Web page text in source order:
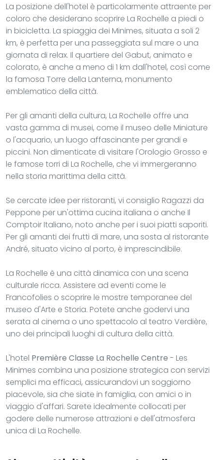
La posizione dell'hotel è particolarmente attraente per
coloro che desiderano scoprire La Rochelle a piedi o
in bicicletta. La spiaggia dei Minimes, situata a soli 2
km, è perfetta per una passeggiata sul mare o una
giornata di relax. Il quartiere del Gabut, animato e
colorato, è anche a meno di 1 km dall'hotel, così come
la famosa Torre della Lanterna, monumento
emblematico della città.
Per gli amanti della cultura, La Rochelle offre una
vasta gamma di musei, come il museo delle Miniature
o l'acquario, un luogo affascinante per grandi e
piccini. Non dimenticate di visitare l'Orologio Grosso e
le famose torri di La Rochelle, che vi immergeranno
nella storia marittima della città.
Se cercate idee per ristoranti, vi consiglio Ragazzi da
Peppone per un'ottima cucina italiana o anche Il
Comptoir Italiano, noto anche per i suoi piatti saporiti.
Per gli amanti dei frutti di mare, una sosta al ristorante
André, situato vicino al porto, è imprescindibile.
La Rochelle è una città dinamica con una scena
culturale ricca. Assistere ad eventi come le
Francofolies o scoprire le mostre temporanee del
museo d'Arte e Storia. Potete anche godervi una
serata al cinema o uno spettacolo al teatro Verdière,
uno dei principali luoghi di cultura della città.
L'hotel Première Classe La Rochelle Centre - Les
Minimes combina una posizione strategica con servizi
semplici ma efficaci, assicurandovi un soggiorno
piacevole, sia che siate in famiglia, con amici o in
viaggio d'affari. Sarete idealmente collocati per
godere delle numerose attrazioni e dell'atmosfera
unica di La Rochelle.